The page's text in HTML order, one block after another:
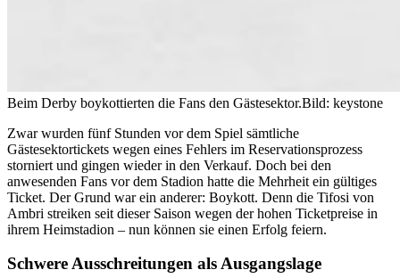
Beim Derby boykottierten die Fans den Gästesektor.Bild: keystone
Zwar wurden fünf Stunden vor dem Spiel sämtliche
Gästesektortickets wegen eines Fehlers im Reservationsprozess
storniert und gingen wieder in den Verkauf. Doch bei den
anwesenden Fans vor dem Stadion hatte die Mehrheit ein gültiges
Ticket. Der Grund war ein anderer: Boykott. Denn die Tifosi von
Ambri streiken seit dieser Saison wegen der hohen Ticketpreise in
ihrem Heimstadion – nun können sie einen Erfolg feiern.
Schwere Ausschreitungen als Ausgangslage